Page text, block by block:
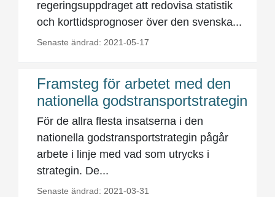
regeringsuppdraget att redovisa statistik
och korttidsprognoser över den svenska...
Senaste ändrad: 2021-05-17
Framsteg för arbetet med den
nationella godstransportstrategin
För de allra flesta insatserna i den
nationella godstransportstrategin pågår
arbete i linje med vad som utrycks i
strategin. De...
Senaste ändrad: 2021-03-31